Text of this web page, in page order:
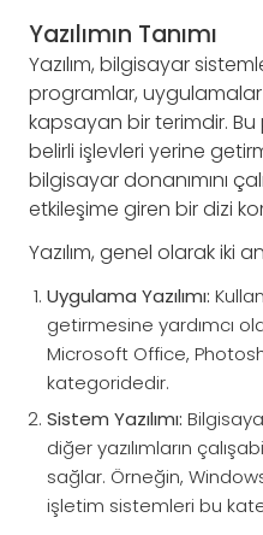
Yazılımın Tanımı
Yazılım, bilgisayar
programlar,
kapsayan bir terimdir. Bu
belirli işlevleri yerine
bilgisayar donanımını
etkileşime giren bir dizi
Yazılım, genel olarak iki
Uygulama Yazılımı:
getirmesine yardımcı
Microsoft Office,
kategoridedir.
Sistem Yazılımı:
diğer yazılımların
sağlar. Örneğin,
işletim sistemleri bu